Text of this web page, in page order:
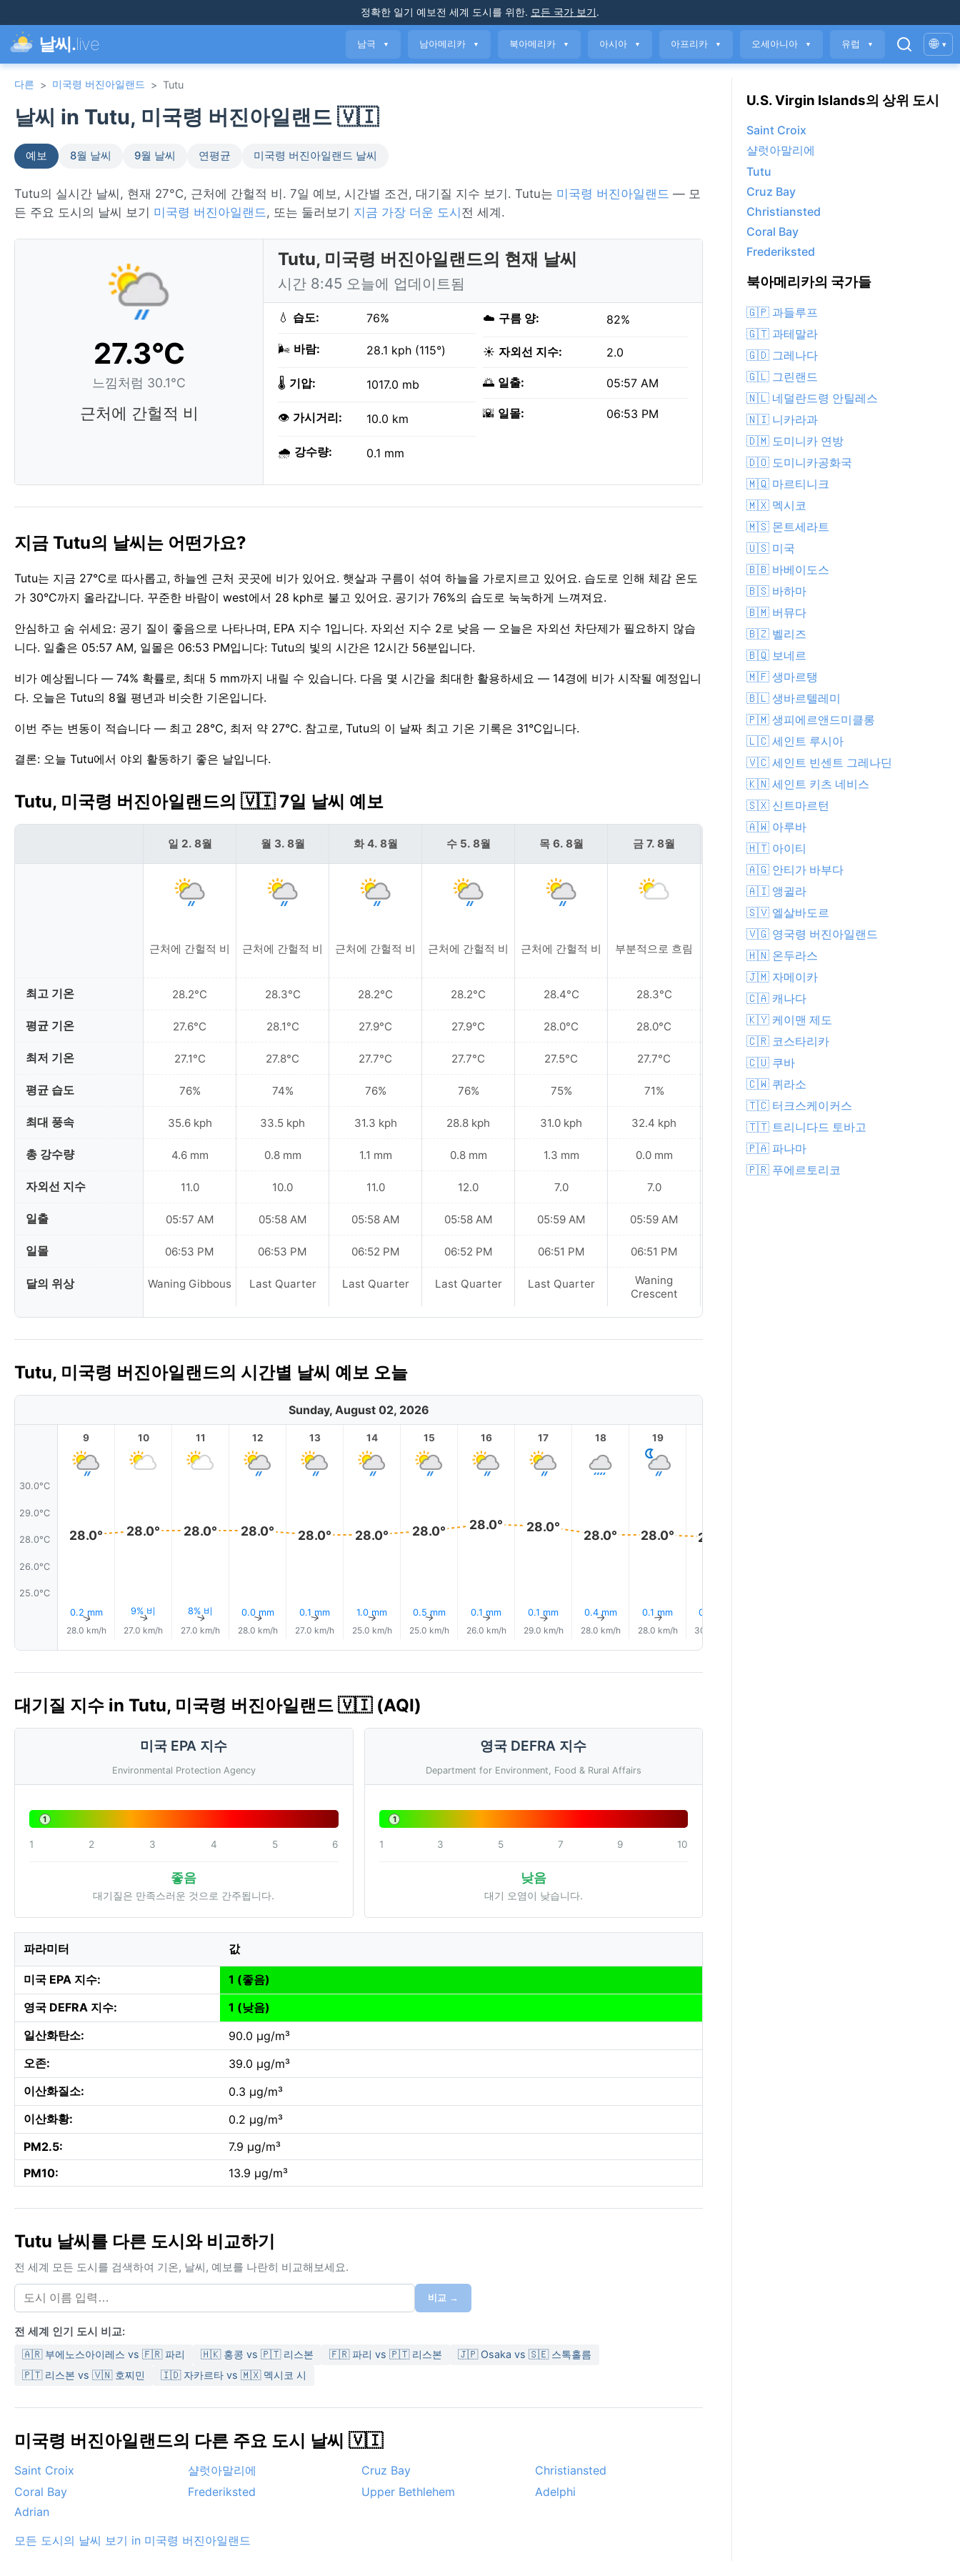
정확한 일기 예보전 세계 도시를 위한. 모든 국가 보기.
날씨.live 남극 ▼ 남아메리카 ▼ 북아메리카 ▼ 아시아 ▼ 아프리카 ▼ 오세아니아 ▼ 유럽 ▼ 🌐 ▾
다른 > 미국령 버진아일랜드 > Tutu
날씨 in Tutu, 미국령 버진아일랜드 🇻🇮
예보 8월 날씨 9월 날씨 연평균 미국령 버진아일랜드 날씨
Tutu의 실시간 날씨, 현재 27°C, 근처에 간헐적 비. 7일 예보, 시간별 조건, 대기질 지수 보기. Tutu는 미국령 버진아일랜드 — 모
든 주요 도시의 날씨 보기 미국령 버진아일랜드, 또는 둘러보기 지금 가장 더운 도시 전 세계.
27.3°C
느낌처럼 30.1°C
근처에 간헐적 비
Tutu, 미국령 버진아일랜드의 현재 날씨
시간 8:45 오늘에 업데이트됨
💧 습도: 76%
🌬️ 바람: 28.1 kph (115°)
🌡️ 기압: 1017.0 mb
👁️ 가시거리: 10.0 km
🌧️ 강수량: 0.1 mm
☁️ 구름 양: 82%
☀️ 자외선 지수: 2.0
🌅 일출: 05:57 AM
🌇 일몰: 06:53 PM
지금 Tutu의 날씨는 어떤가요?
Tutu는 지금 27°C로 따사롭고, 하늘엔 근처 곳곳에 비가 있어요. 햇살과 구름이 섞여 하늘을 가로지르고 있어요. 습도로 인해 체감 온도
가 30°C까지 올라갑니다. 꾸준한 바람이 west에서 28 kph로 불고 있어요. 공기가 76%의 습도로 눅눅하게 느껴져요.
안심하고 숨 쉬세요: 공기 질이 좋음으로 나타나며, EPA 지수 1입니다. 자외선 지수 2로 낮음 — 오늘은 자외선 차단제가 필요하지 않습
니다. 일출은 05:57 AM, 일몰은 06:53 PM입니다: Tutu의 빛의 시간은 12시간 56분입니다.
비가 예상됩니다 — 74% 확률로, 최대 5 mm까지 내릴 수 있습니다. 다음 몇 시간을 최대한 활용하세요 — 14경에 비가 시작될 예정입니
다. 오늘은 Tutu의 8월 평년과 비슷한 기온입니다.
이번 주는 변동이 적습니다 — 최고 28°C, 최저 약 27°C. 참고로, Tutu의 이 날짜 최고 기온 기록은 31°C입니다.
결론: 오늘 Tutu에서 야외 활동하기 좋은 날입니다.
Tutu, 미국령 버진아일랜드의 🇻🇮 7일 날씨 예보
최고 기온
평균 기온
최저 기온
평균 습도
최대 풍속
총 강수량
자외선 지수
일출
일몰
달의 위상
일 2. 8월
근처에 간헐적 비
28.2°C
27.6°C
27.1°C
76%
35.6 kph
4.6 mm
11.0
05:57 AM
06:53 PM
Waning Gibbous
월 3. 8월
근처에 간헐적 비
28.3°C
28.1°C
27.8°C
74%
33.5 kph
0.8 mm
10.0
05:58 AM
06:53 PM
Last Quarter
화 4. 8월
근처에 간헐적 비
28.2°C
27.9°C
27.7°C
76%
31.3 kph
1.1 mm
11.0
05:58 AM
06:52 PM
Last Quarter
수 5. 8월
근처에 간헐적 비
28.2°C
27.9°C
27.7°C
76%
28.8 kph
0.8 mm
12.0
05:58 AM
06:52 PM
Last Quarter
목 6. 8월
근처에 간헐적 비
28.4°C
28.0°C
27.5°C
75%
31.0 kph
1.3 mm
7.0
05:59 AM
06:51 PM
Last Quarter
금 7. 8월
부분적으로 흐림
28.3°C
28.0°C
27.7°C
71%
32.4 kph
0.0 mm
7.0
05:59 AM
06:51 PM
Waning
Crescent
토 8. 8월
근처에 간헐적 비
28.5°C
28.1°C
27.5°C
74%
33.1 kph
1.7 mm
Tutu, 미국령 버진아일랜드의 시간별 날씨 예보 오늘
Sunday, August 02, 2026
30.0°C
29.0°C
28.0°C
26.0°C
25.0°C
9
28.0°
0.2 mm
↑
28.0 km/h
10
28.0°
9% 비
↑
27.0 km/h
11
28.0°
8% 비
↑
27.0 km/h
12
28.0°
0.0 mm
↑
28.0 km/h
13
28.0°
0.1 mm
↑
27.0 km/h
14
28.0°
1.0 mm
↑
25.0 km/h
15
28.0°
0.5 mm
↑
25.0 km/h
16
28.0°
0.1 mm
↑
26.0 km/h
17
28.0°
0.1 mm
↑
29.0 km/h
18
28.0°
0.4 mm
↑
28.0 km/h
19
28.0°
0.1 mm
↑
28.0 km/h
28.0°
0.0 mm
30.0 km/h
대기질 지수 in Tutu, 미국령 버진아일랜드 🇻🇮 (AQI)
미국 EPA 지수
Environmental Protection Agency
1
1 2 3 4 5 6
좋음
대기질은 만족스러운 것으로 간주됩니다.
영국 DEFRA 지수
Department for Environment, Food & Rural Affairs
1
1 3 5 7 9 10
낮음
대기 오염이 낮습니다.
파라미터 값
미국 EPA 지수:
1 (좋음)
영국 DEFRA 지수:
1 (낮음)
일산화탄소:
90.0 µg/m³
오존:
39.0 µg/m³
이산화질소:
0.3 µg/m³
이산화황:
0.2 µg/m³
PM2.5:
7.9 µg/m³
PM10:
13.9 µg/m³
Tutu 날씨를 다른 도시와 비교하기
전 세계 모든 도시를 검색하여 기온, 날씨, 예보를 나란히 비교해보세요.
비교 →
전 세계 인기 도시 비교:
🇦🇷 부에노스아이레스 vs 🇫🇷 파리 🇭🇰 홍콩 vs 🇵🇹 리스본 🇫🇷 파리 vs 🇵🇹 리스본
🇯🇵 Osaka vs 🇸🇪 스톡홀름
🇵🇹 리스본 vs 🇻🇳 호찌민
🇮🇩 자카르타 vs 🇲🇽 멕시코 시
미국령 버진아일랜드의 다른 주요 도시 날씨 🇻🇮
Saint Croix 샬럿아말리에 Cruz Bay
Christiansted
Coral Bay
Frederiksted Upper Bethlehem
Adelphi
Adrian
모든 도시의 날씨 보기 in 미국령 버진아일랜드
U.S. Virgin Islands의 상위 도시
Saint Croix
샬럿아말리에
Tutu
Cruz Bay
Christiansted
Coral Bay
Frederiksted
북아메리카의 국가들
🇬🇵 과들루프
🇬🇹 과테말라
🇬🇩 그레나다
🇬🇱 그린랜드
🇳🇱 네덜란드령 안틸레스
🇳🇮 니카라과
🇩🇲 도미니카 연방
🇩🇴 도미니카공화국
🇲🇶 마르티니크
🇲🇽 멕시코
🇲🇸 몬트세라트
🇺🇸 미국
🇧🇧 바베이도스
🇧🇸 바하마
🇧🇲 버뮤다
🇧🇿 벨리즈
🇧🇶 보네르
🇲🇫 생마르탱
🇧🇱 생바르텔레미
🇵🇲 생피에르앤드미클롱
🇱🇨 세인트 루시아
🇻🇨 세인트 빈센트 그레나딘
🇰🇳 세인트 키츠 네비스
🇸🇽 신트마르턴
🇦🇼 아루바
🇭🇹 아이티
🇦🇬 안티가 바부다
🇦🇮 앵귈라
🇸🇻 엘살바도르
🇻🇬 영국령 버진아일랜드
🇭🇳 온두라스
🇯🇲 자메이카
🇨🇦 캐나다
🇰🇾 케이맨 제도
🇨🇷 코스타리카
🇨🇺 쿠바
🇨🇼 퀴라소
🇹🇨 터크스케이커스
🇹🇹 트리니다드 토바고
🇵🇦 파나마
🇵🇷 푸에르토리코